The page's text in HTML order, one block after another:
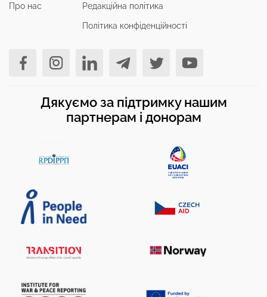
Про нас Редакційна політика
Політика конфіденційності
Дякуємо за підтримку нашим
партнерам і донорам